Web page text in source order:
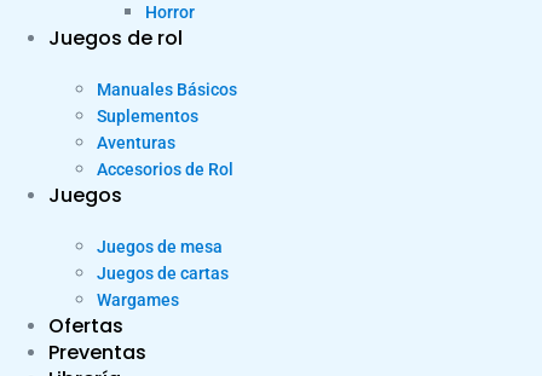
Horror
Juegos de rol
Manuales Básicos
Suplementos
Aventuras
Accesorios de Rol
Juegos
Juegos de mesa
Juegos de cartas
Wargames
Ofertas
Preventas